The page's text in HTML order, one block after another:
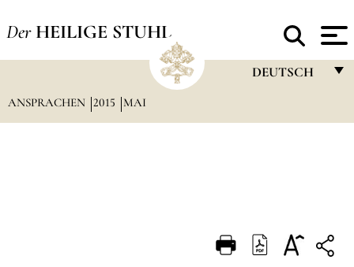
Der HEILIGE STUHL
DEUTSCH
DEUTSCH
ANSPRACHEN 2015 MAI